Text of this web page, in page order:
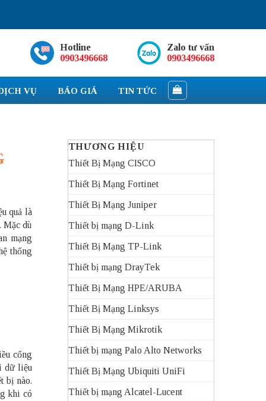
Hotline
0903496668
Zalo tư vấn
0903496668
VỤ BÁO GIÁ TIN TỨC
quả là
Mặc dù
mạng
thống
cổng
dữ liệu
bị nào.
khi có
THƯƠNG HIỆU
Thiết Bị Mạng CISCO
Thiết Bị Mạng Fortinet
Thiết Bị Mạng Juniper
Thiết bị mạng D-Link
Thiết Bị Mạng TP-Link
Thiết bị mạng DrayTek
Thiết Bị Mạng HPE/ARUBA
Thiết Bị Mạng Linksys
Thiết Bị Mạng Mikrotik
Thiết bị mạng Palo Alto Networks
Thiết Bị Mạng Ubiquiti UniFi
Thiết bị mạng Alcatel-Lucent